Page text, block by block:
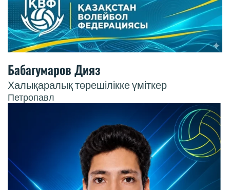
Бабагумаров Дияз
Халықаралық төрешілікке үміткер
Петропавл